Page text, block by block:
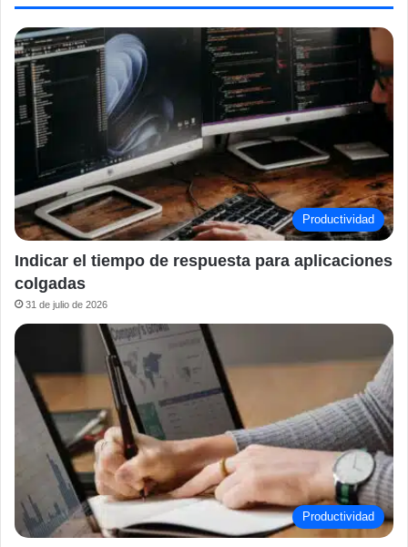
Productividad
Indicar el tiempo de respuesta para aplicaciones
colgadas
31 de julio de 2026
Productividad